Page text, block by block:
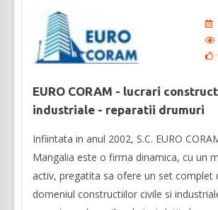
EURO CORAM - lucrari
industriale - reparatii drumuri
Infiintata in anul 2002, S.C. EURO
Mangalia este o firma dinamica, cu un
activ, pregatita sa ofere un set complet
domeniul constructiilor civile si